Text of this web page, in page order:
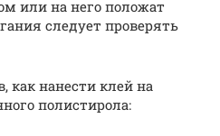
или на него положат
следует проверять
как нанести клей на
полистирола: